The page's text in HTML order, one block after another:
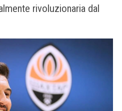
rivoluzionaria dal